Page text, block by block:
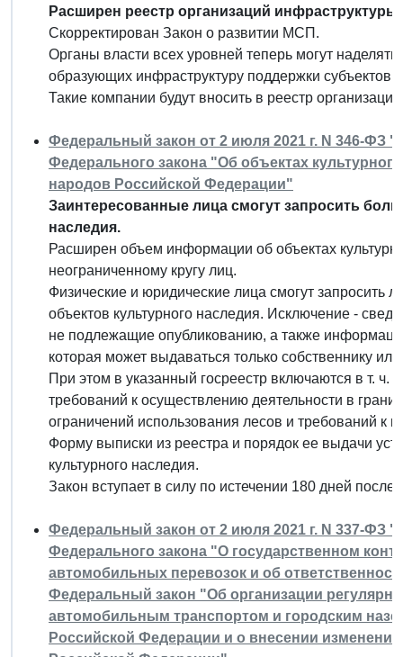
Расширен реестр организаций
Скорректирован Закон о развитии МСП.
Органы власти всех уровней теперь могут
образующих инфраструктуру поддержки субъектов
Такие компании будут вносить в реестр
Федеральный закон от 2 июля 2021 г. N 346-ФЗ
Федерального закона "Об объектах
народов Российской Федерации"
Заинтересованные лица смогут запросить
наследия.
Расширен объем информации об объектах
неограниченному кругу лиц.
Физические и юридические лица смогут запросить
объектов культурного наследия. Исключение -
не подлежащие опубликованию, а также
которая может выдаваться только собственнику
При этом в указанный госреестр включаются в т. ч.
требований к осуществлению деятельности в
ограничений использования лесов и требований к
Форму выписки из реестра и порядок ее выдачи
культурного наследия.
Закон вступает в силу по истечении 180 дней
Федеральный закон от 2 июля 2021 г. N 337-ФЗ
Федерального закона "О государственном
автомобильных перевозок и об
Федеральный закон "Об организации
автомобильным транспортом и городским
Российской Федерации и о внесении